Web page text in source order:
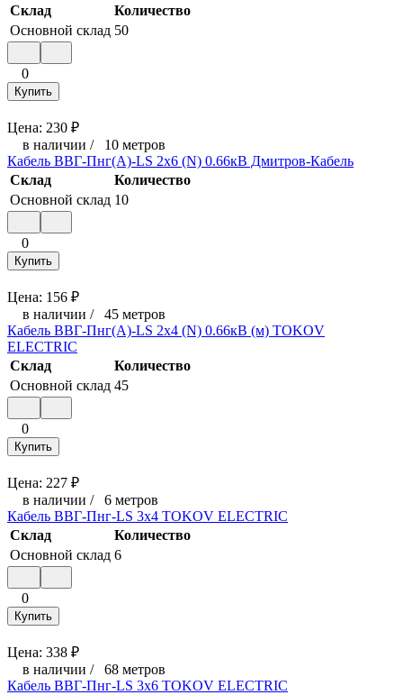
Склад
Количество
Основной склад 50
0
Купить
Цена: 230 ₽
в наличии / 10 метров
Кабель ВВГ-Пнг(А)-LS 2х6 (N) 0.66кВ Дмитров-Кабель
Склад
Количество
Основной склад 10
0
Купить
Цена: 156 ₽
в наличии / 45 метров
Кабель ВВГ-Пнг(А)-LS 2х4 (N) 0.66кВ (м) TOKOV
ELECTRIC
Склад
Количество
Основной склад 45
0
Купить
Цена: 227 ₽
в наличии / 6 метров
Кабель ВВГ-Пнг-LS 3х4 TOKOV ELECTRIC
Склад
Количество
Основной склад 6
0
Купить
Цена: 338 ₽
в наличии / 68 метров
Кабель ВВГ-Пнг-LS 3х6 TOKOV ELECTRIC